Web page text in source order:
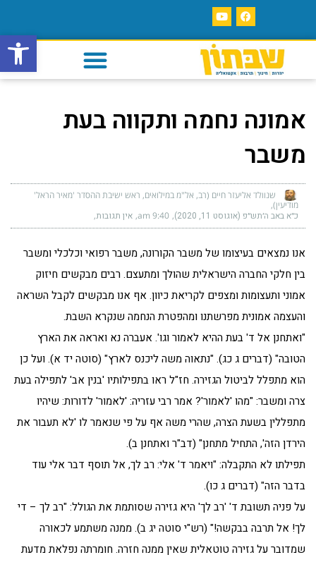
פתח
אמונה נחמה ותקווה בעת
משבר
שנוולד אליעזר חיים (רב, אל"מ במילואים, ראש ישיבת ההסדר 'מאיר הראל'
מודיעין)
כ״א באב ה׳תש״פ (אוגוסט 11, 2020) 9:40 am אין תגובות
אנו נמצאים בעיצומו של משבר הקורונה, משבר רפואי וכלכלי ומשבר
בין חלקי החברה הישראלית שהולך ומתעצם. רבים מבקשים חיזוק
אמוני ותעצומות ומצפים לקריאת כיוון. אף אנו מבקשים לקבל השראה
והעצמה אמונית מפרשתנו ומהפטרת הנחמה שנקרא השבת.
"ואתחנן אל ד' בעת ההיא לאמור וגו'. אעברה נא ואראה את הארץ
הטובה" (דברים ג כג). "נתאוה משה ליכנס לארץ" (סוטה יד א). ועל כן
הוא מתפלל לביטול הגזירה. חז"ל ראו בתפילותיו 'בנין אב' לתפילה בעת
צרה ומשבר: "מהו 'לאמור'? אמר רבי עזריה: 'לאמור' לדורות: שיהיו
מתפללין בשעת הצרה, שהרי משה אף על פי שנאמר לו 'לא תעבור את
הירדן הזה', התחיל מתחנן" (דב"ר ואתחנן ב).
תפילתו לא התקבלה: "ויאמר ד' אלי: רב לך, אל תוסף דבר אלי עוד
בדבר הזה" (דברים ג כו).
על פניה תשובת ד' 'רב לך' היא גזירה שסותמת את הגולל: "רב לך – די
לך! אל תרבה בבקשה!" (רש"י סוטה יג ב). ממנה משתמע לכאורה
שמדובר על גזירה טוטאלית שאין ממנה חזרה. חומרתה נפלאת מדעת